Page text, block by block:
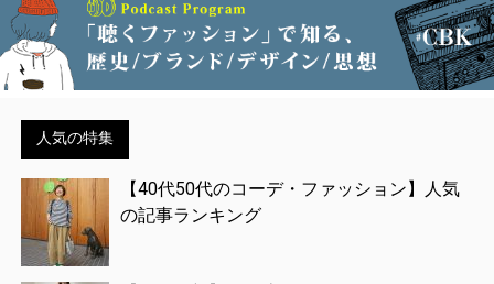
人気の特集
【40代50代のコーデ・ファッション】人気
の記事ランキング